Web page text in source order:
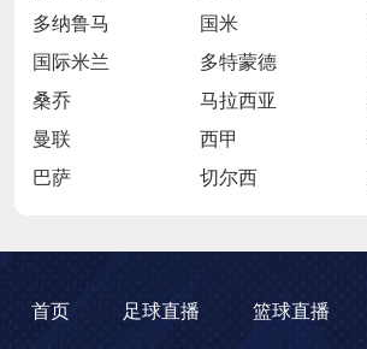
多纳鲁马
国米
国际米兰
多特蒙德
桑乔
马拉西亚
曼联
西甲
巴萨
切尔西
首页 足球直播 篮球直播